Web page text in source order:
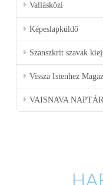
Vallásközi
Képeslapküldő
Szanszkrit szavak
Vissza Istenhez
VAISNAVA NAPTÁR